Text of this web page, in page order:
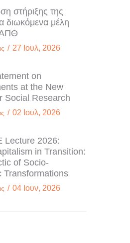
στήριξης της
μέλη
/ 27 Ιουλ, 2026
on
at the New
Social Research
/ 02 Ιουλ, 2026
Lecture 2026:
in Transition:
of Socio-
Transformations
/ 04 Ιουν, 2026